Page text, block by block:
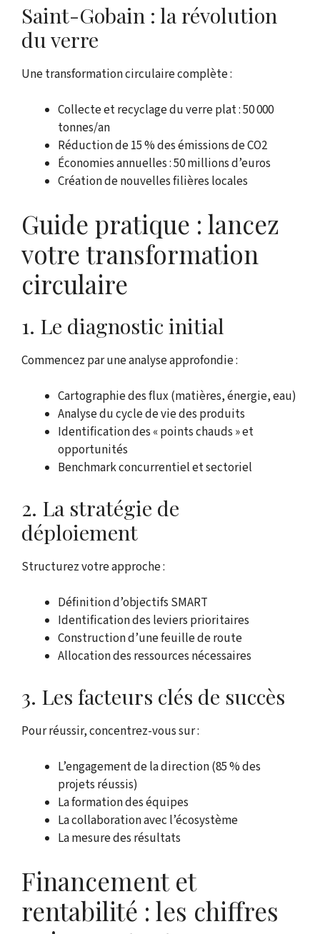
Saint-Gobain : la révolution
du verre
Une transformation circulaire complète :
Collecte et recyclage du verre plat : 50 000
tonnes/an
Réduction de 15 % des émissions de CO2
Économies annuelles : 50 millions d’euros
Création de nouvelles filières locales
Guide pratique : lancez
votre transformation
circulaire
1. Le diagnostic initial
Commencez par une analyse approfondie :
Cartographie des flux (matières, énergie, eau)
Analyse du cycle de vie des produits
Identification des « points chauds » et
opportunités
Benchmark concurrentiel et sectoriel
2. La stratégie de
déploiement
Structurez votre approche :
Définition d’objectifs SMART
Identification des leviers prioritaires
Construction d’une feuille de route
Allocation des ressources nécessaires
3. Les facteurs clés de succès
Pour réussir, concentrez-vous sur :
L’engagement de la direction (85 % des
projets réussis)
La formation des équipes
La collaboration avec l’écosystème
La mesure des résultats
Financement et
rentabilité : les chiffres